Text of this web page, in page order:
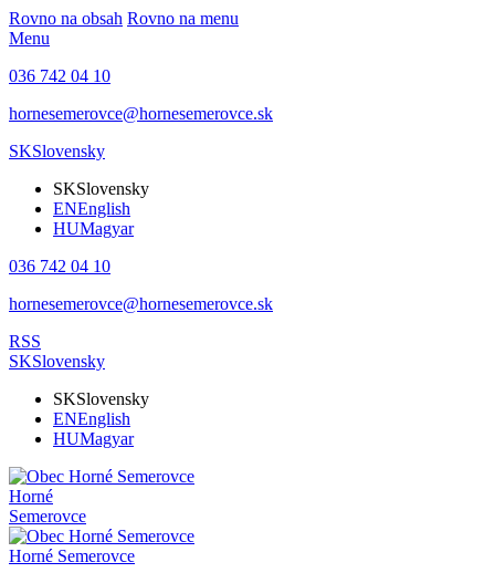
Rovno na obsah Rovno na menu
Menu
036 742 04 10
hornesemerovce@hornesemerovce.sk
SKSlovensky
SKSlovensky
ENEnglish
HUMagyar
036 742 04 10
hornesemerovce@hornesemerovce.sk
RSS
SKSlovensky
SKSlovensky
ENEnglish
HUMagyar
Horné
Semerovce
Horné Semerovce